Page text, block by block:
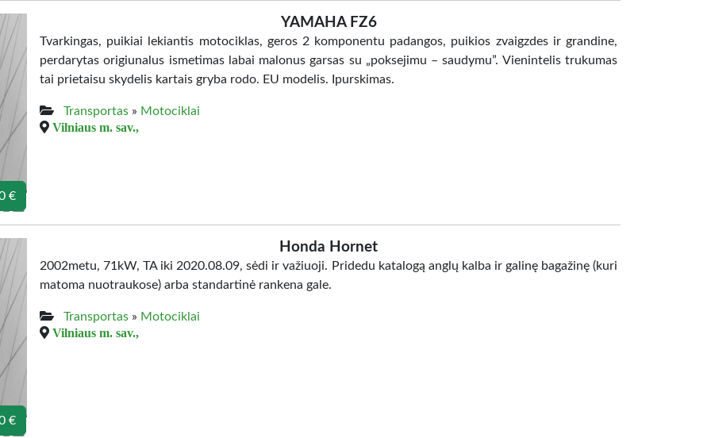
€
YAMAHA FZ6
Tvarkingas, puikiai lekiantis motociklas, geros 2 komponentu padangos, puikios zvaigzdes ir grandine,
perdarytas origiunalus ismetimas labai malonus garsas su „poksejimu – saudymu”. Vienintelis trukumas
tai prietaisu skydelis kartais gryba rodo. EU modelis. Ipurskimas.
Transportas » Motociklai
Vilniaus m. sav.,
€
Honda Hornet
2002metu, 71kW, TA iki 2020.08.09, sėdi ir važiuoji. Pridedu katalogą anglų kalba ir galinę bagažinę (kuri
matoma nuotraukose) arba standartinė rankena gale.
Transportas » Motociklai
Vilniaus m. sav.,